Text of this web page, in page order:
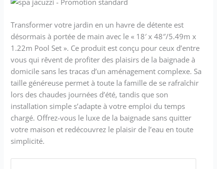
Transformer votre jardin en un havre de détente est
désormais à portée de main avec le « 18′ x 48″/5.49m x
1.22m Pool Set ». Ce produit est conçu pour ceux d’entre
vous qui rêvent de profiter des plaisirs de la baignade à
domicile sans les tracas d’un aménagement complexe. Sa
taille généreuse permet à toute la famille de se rafraîchir
lors des chaudes journées d’été, tandis que son
installation simple s’adapte à votre emploi du temps
chargé. Offrez-vous le luxe de la baignade sans quitter
votre maison et redécouvrez le plaisir de l’eau en toute
simplicité.